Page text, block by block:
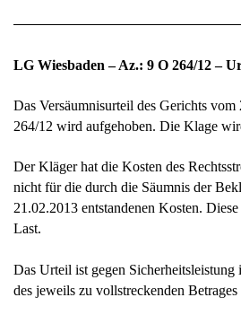
LG Wiesbaden – Az.: 9 O 264/12 –
Das Versäumnisurteil des Gerichts
264/12 wird aufgehoben. Die Klage
Der Kläger hat die Kosten des
nicht für die durch die Säumnis der
21.02.2013 entstandenen Kosten.
Last.
Das Urteil ist gegen
des jeweils zu vollstreckenden